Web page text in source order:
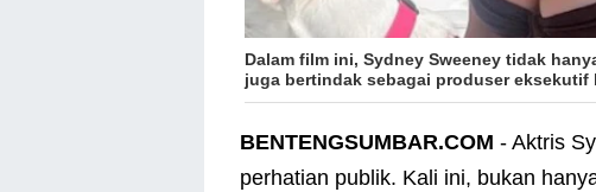
Dalam film ini, Sydney Sweeney tidak
juga bertindak sebagai produser eksekutif
BENTENGSUMBAR.COM - Aktris
perhatian publik. Kali ini, bukan